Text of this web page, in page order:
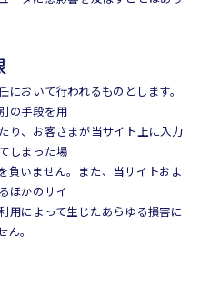
おいて行われるものとします。
の手段を用
り、お客さまが当サイト上に入力
しまった場
負いません。また、当サイトおよ
ほかのサイ
用によって生じたあらゆる損害に
。